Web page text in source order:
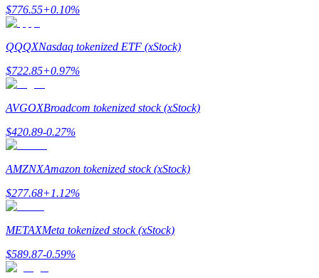
Utsättning
Launchpool
Flexibel insats för att tjäna populära tokens
$776.55+0.10%
QQQXNasdaq tokenized ETF (xStock)
$722.85+0.97%
AVGOXBroadcom tokenized stock (xStock)
$420.89-0.27%
AMZNXAmazon tokenized stock (xStock)
$277.68+1.12%
METAXMeta tokenized stock (xStock)
$589.87-0.59%